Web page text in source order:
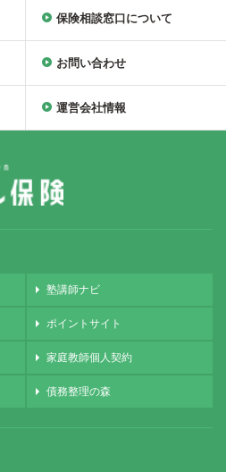
保険相談窓口について
お問い合わせ
運営会社情報
塾講師ナビ
ポイントサイト
家庭教師個人契約
債務整理の森